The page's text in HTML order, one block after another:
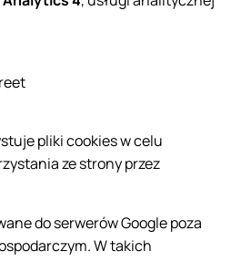
pliki cookies w celu
ze strony przez
do serwerów Google poza
W takich